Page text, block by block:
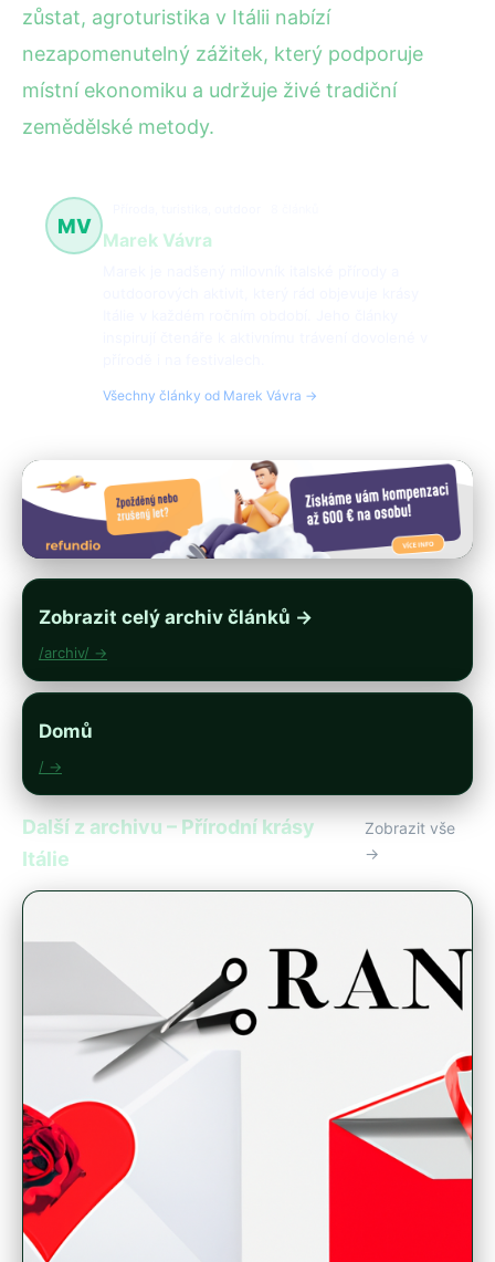
zůstat, agroturistika v Itálii nabízí
nezapomenutelný zážitek, který podporuje
místní ekonomiku a udržuje živé tradiční
zemědělské metody.
MV
Marek Vávra
Všechny články od Marek Vávra →
Zobrazit celý archiv článků →
/archiv/ →
Domů
/ →
Další z archivu – Přírodní krásy
Itálie
Zobrazit vše
→